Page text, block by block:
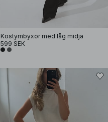
Kostymbyxor med låg midja
599 SEK